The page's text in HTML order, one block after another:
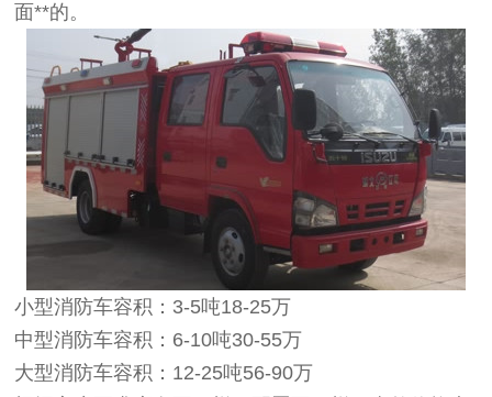
面**的。
小型消防车容积：3-5吨18-25万
中型消防车容积：6-10吨30-55万
大型消防车容积：12-25吨56-90万